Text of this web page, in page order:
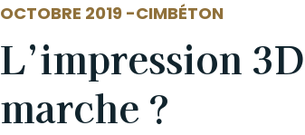
OCTOBRE 2019 -
AUTEUR CIMBÉTON
L’impression
marche ?